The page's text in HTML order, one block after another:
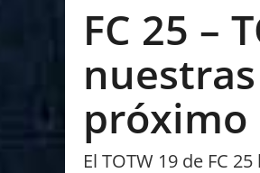
FC 25 –
próximo
El TOTW 19 de FC